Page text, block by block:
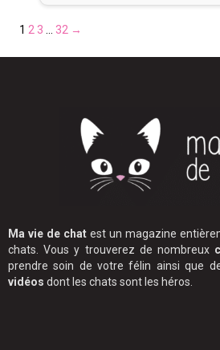
Pagination
1 2 3 … 32 →
Ma vie de chat est un magazine
chats. Vous y trouverez de nombreux
prendre soin de votre félin ainsi que
vidéos dont les chats sont les héros.